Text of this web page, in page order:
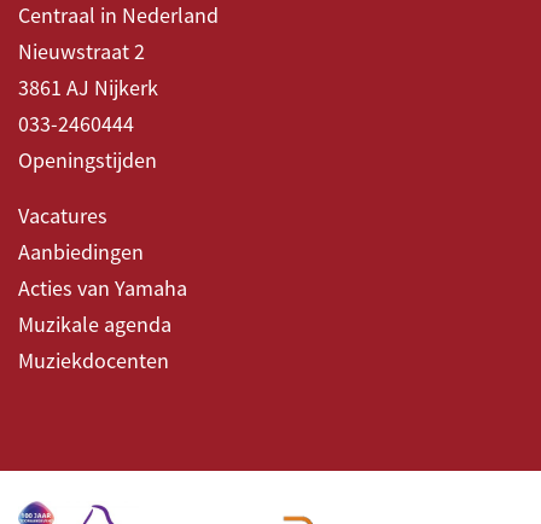
Centraal in Nederland
Nieuwstraat 2
3861 AJ Nijkerk
033-2460444
Openingstijden
Vacatures
Aanbiedingen
Acties van Yamaha
Muzikale agenda
Muziekdocenten